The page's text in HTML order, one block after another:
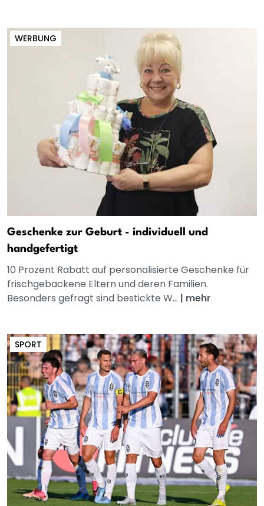
WERBUNG
Geschenke zur Geburt - individuell und
handgefertigt
10 Prozent Rabatt auf personalisierte Geschenke für
frischgebackene Eltern und deren Familien.
Besonders gefragt sind bestickte W... | mehr
SPORT